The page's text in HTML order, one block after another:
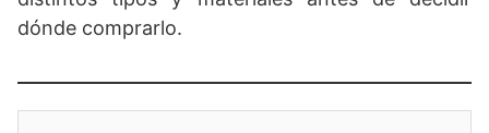
dónde comprarlo.